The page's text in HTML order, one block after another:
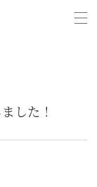
した！